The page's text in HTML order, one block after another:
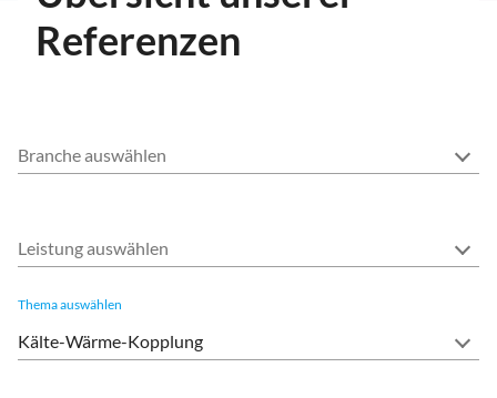
Referenzen
Branche auswählen
Leistung auswählen
Thema auswählen